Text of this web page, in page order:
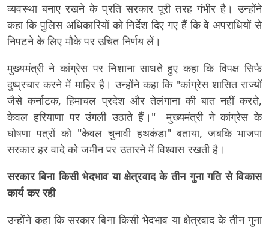
व्यवस्था बनाए रखने के प्रति सरकार पूरी तरह गंभीर है। उन्होंने
कहा कि पुलिस अधिकारियों को निर्देश दिए गए हैं कि वे अपराधियों से
निपटने के लिए मौके पर उचित निर्णय लें।
मुख्यमंत्री ने कांग्रेस पर निशाना साधते हुए कहा कि विपक्ष सिर्फ
दुष्प्रचार करने में माहिर है। उन्होंने कहा कि "कांग्रेस शासित राज्यों
जैसे कर्नाटक, हिमाचल प्रदेश और तेलंगाना की बात नहीं करते,
केवल हरियाणा पर उंगली उठाते हैं।" मुख्यमंत्री ने कांग्रेस के
घोषणा पत्रों को "केवल चुनावी हथकंडा" बताया, जबकि भाजपा
सरकार हर वादे को जमीन पर उतारने में विश्वास रखती है।
सरकार बिना किसी भेदभाव या क्षेत्रवाद के तीन गुना गति से विकास
कार्य कर रही
उन्होंने कहा कि सरकार बिना किसी भेदभाव या क्षेत्रवाद के तीन गुना